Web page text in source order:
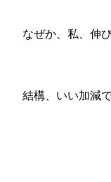
なぜか、私、伸
結構、いい加減